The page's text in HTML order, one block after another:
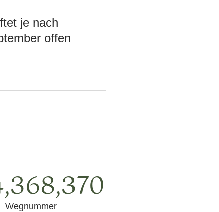
je nach
offen
Wegnummer